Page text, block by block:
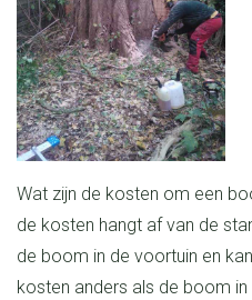
Wat zijn de kosten om een
de kosten hangt af van de
de boom in de voortuin en
kosten anders als de boom